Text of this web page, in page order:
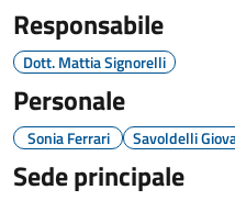
Responsabile
Dott. Mattia Signorelli
Personale
Sonia Ferrari Savoldelli
Sede principale